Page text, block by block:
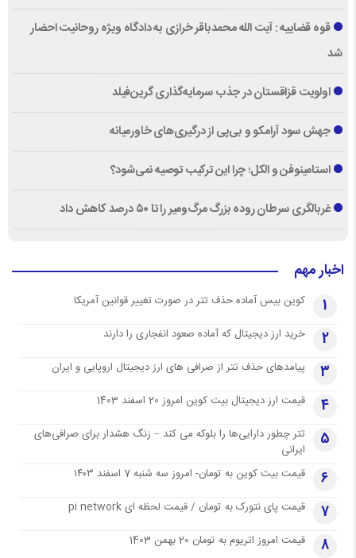
قوه قضاییه : آیت الله محمدباقر خرازی به دادگاه ویژه روحانیت احضار
شد
اولویت قزاقستان در جذب سرمایه‌گذاری گرین‌فیلد
جهش سود آرامکو و بی‌پی از درگیری‌های خاورمیانه
استامینوفن و الکل؛ چرا این ترکیب توصیه نمی‌شود؟
غربالگری سرطان روده بزرگ مرگ‌ومیر را تا ۵۰ درصد کاهش داد
اخبار مهم
1 کوین بیس آماده حذف تتر در صورت تغییر قوانین آمریکا
2 خرید ارز دیجیتال که آماده صعود انفجاری را دارند
3 پیامدهای حذف تتر از صرافی های ارز دیجیتال اروپایی و ایران
4 قیمت ارز دیجیتال بیت کوین امروز 20 اسفند 1403
5
تتر چطور دارایی‌ها را بلوکه می کند – زنگ هشدار برای صرافی‌های
ایرانی
6 قیمت بیت کوین به تومان- امروز سه شنبه 7 اسفند ۱۴۰۳
7 قیمت پای نتورک به تومان / قیمت لحظه ای pi network
8 قیمت امروز اتریوم به تومان 20 بهمن 1403